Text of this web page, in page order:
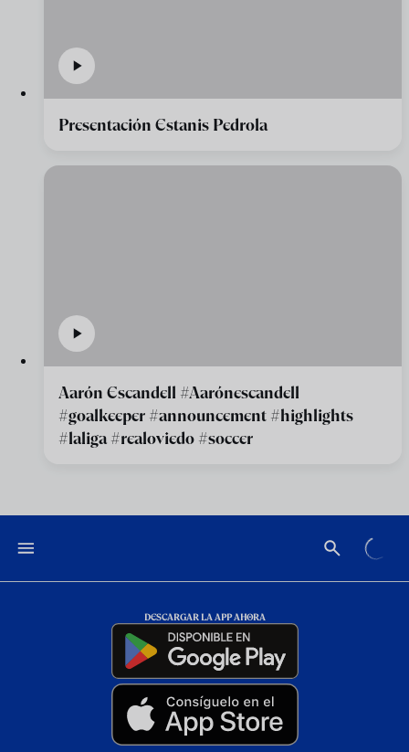
Presentación Estanis Pedrola
Aarón Escandell #Aarónescandell
#goalkeeper #announcement #highlights
#laliga #realoviedo #soccer
DESCARGAR LA APP AHORA